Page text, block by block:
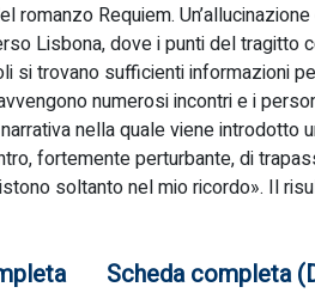
romanzo Requiem.
Lisbona, dove i punti del tragitto
si trovano sufficienti informazioni
numerosi incontri e i
nella quale viene
fortemente perturbante, di
soltanto nel mio ricordo». Il
Scheda completa